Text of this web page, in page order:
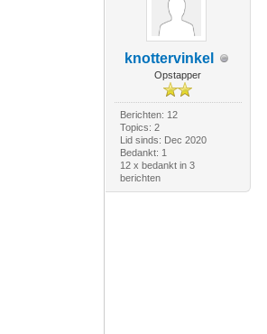
knottervinkel
Opstapper
Berichten: 12
Topics: 2
Lid sinds: Dec 2020
Bedankt: 1
12 x bedankt in 3
berichten